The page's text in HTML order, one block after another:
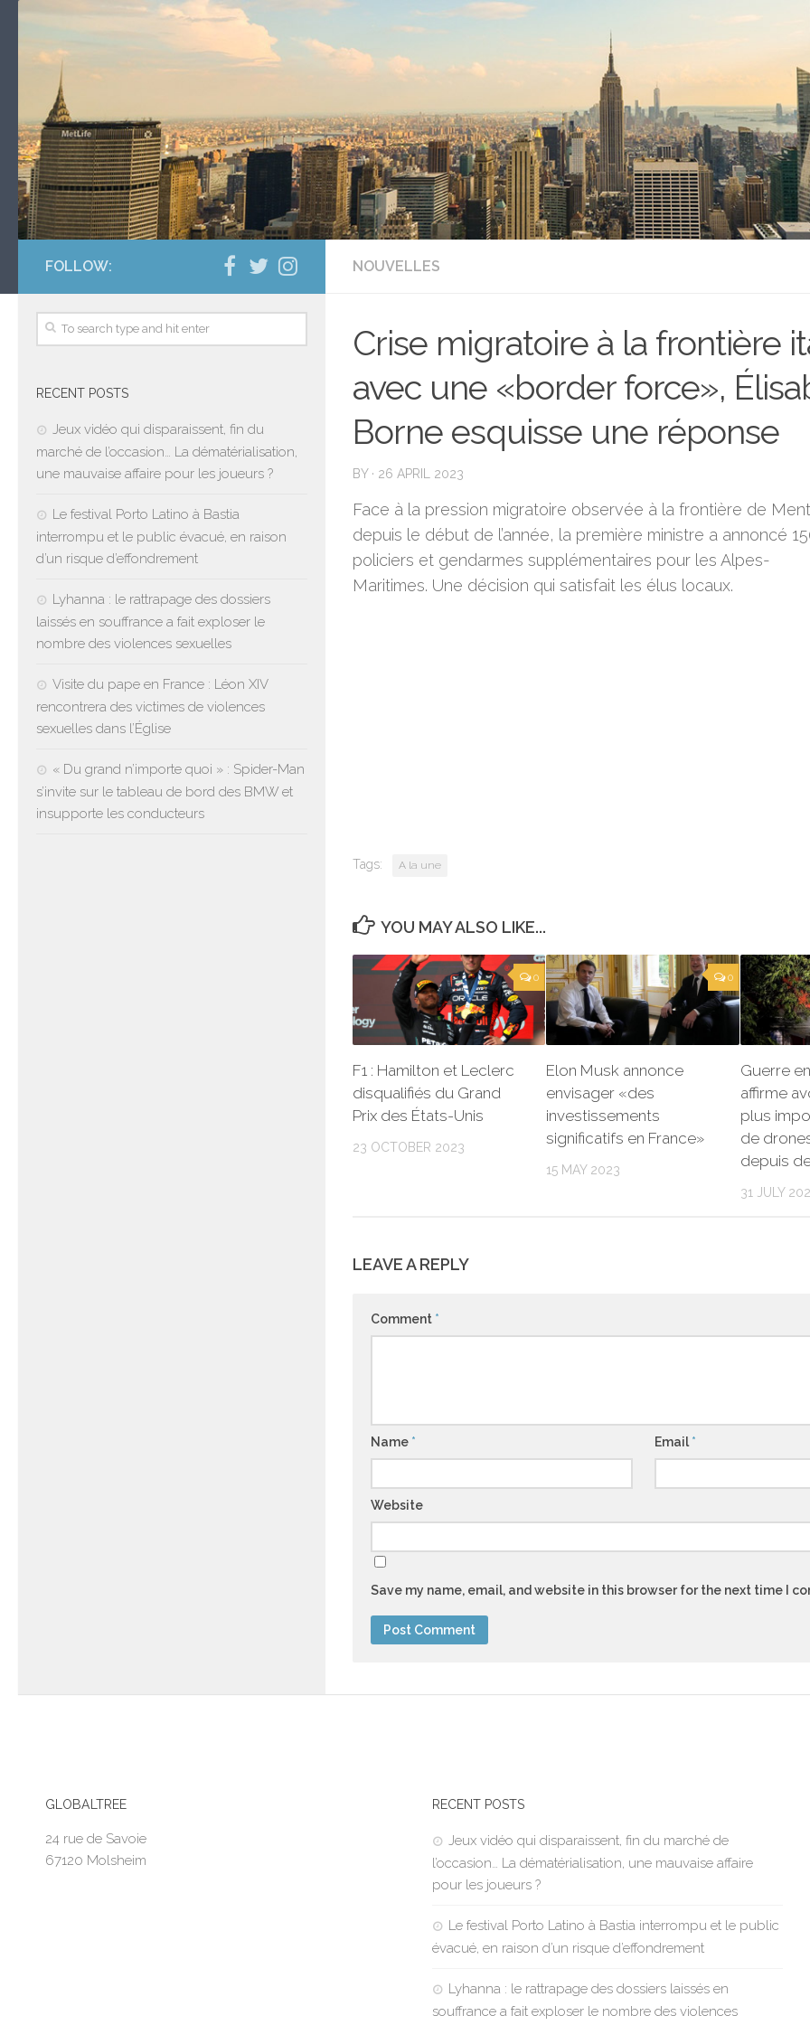
NOUVELLES
Crise migratoire à la frontière
avec une «border force»,
Borne esquisse une réponse
BY · 26 APRIL 2023
Face à la pression migratoire observée à la frontière de
depuis le début de l’année, la première ministre a annoncé
policiers et gendarmes supplémentaires pour les Alpes-
Maritimes. Une décision qui satisfait les élus locaux.
Tags: A la une
YOU MAY ALSO LIKE...
0
F1 : Hamilton et Leclerc
disqualifiés du Grand
Prix des États-Unis
23 OCTOBER 2023
0
Elon Musk annonce
envisager «des
investissements
significatifs en France»
15 MAY 2023
Guerre
affirme
plus
de
depuis
31 JULY
LEAVE A REPLY
Comment *
Name * Email*
Website
Save my name, email, and website in this browser for the next time I
FOLLOW:
RECENT POSTS
Jeux vidéo qui disparaissent, fin du
marché de l’occasion… La dématérialisation,
une mauvaise affaire pour les joueurs ?
Le festival Porto Latino à Bastia
interrompu et le public évacué, en raison
d’un risque d’effondrement
Lyhanna : le rattrapage des dossiers
laissés en souffrance a fait exploser le
nombre des violences sexuelles
Visite du pape en France : Léon XIV
rencontrera des victimes de violences
sexuelles dans l’Église
« Du grand n’importe quoi » : Spider-Man
s’invite sur le tableau de bord des BMW et
insupporte les conducteurs
GLOBALTREE
24 rue de Savoie
67120 Molsheim
RECENT POSTS
Jeux vidéo qui disparaissent, fin du marché de
l’occasion… La dématérialisation, une mauvaise affaire
pour les joueurs ?
Le festival Porto Latino à Bastia interrompu et le public
évacué, en raison d’un risque d’effondrement
Lyhanna : le rattrapage des dossiers laissés en
souffrance a fait exploser le nombre des violences